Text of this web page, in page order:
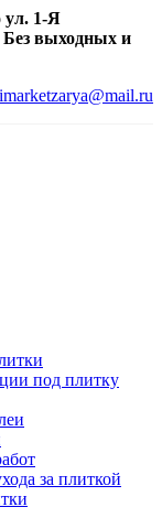
1-Я
Без выходных и
под плитку
за плиткой